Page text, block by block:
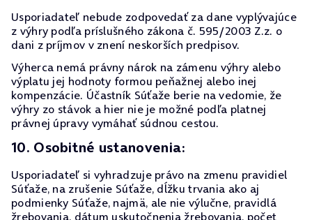
Usporiadateľ nebude zodpovedať za dane vyplývajúce
z výhry podľa príslušného zákona č. 595/2003 Z.z. o
dani z príjmov v znení neskorších predpisov.
Výherca nemá právny nárok na zámenu výhry alebo
výplatu jej hodnoty formou peňažnej alebo inej
kompenzácie. Účastník Súťaže berie na vedomie, že
výhry zo stávok a hier nie je možné podľa platnej
právnej úpravy vymáhať súdnou cestou.
10. Osobitné ustanovenia:
Usporiadateľ si vyhradzuje právo na zmenu pravidiel
Súťaže, na zrušenie Súťaže, dĺžku trvania ako aj
podmienky Súťaže, najmä, ale nie výlučne, pravidlá
žrebovania, dátum uskutočnenia žrebovania, počet